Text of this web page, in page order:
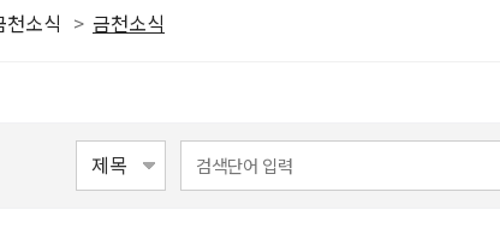
천소식 금천소식